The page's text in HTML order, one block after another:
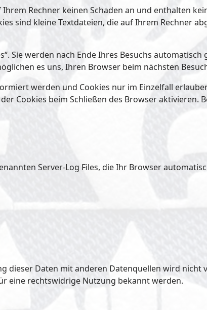
Rechner keinen Schaden an und enthalten
sind kleine Textdateien, die auf Ihrem Rechner
Sie werden nach Ende Ihres Besuchs automatisch
es uns, Ihren Browser beim nächsten
werden und Cookies nur im Einzelfall
Cookies beim Schließen des Browser aktivieren.
Server-Log Files, die Ihr Browser
dieser Daten mit anderen Datenquellen wird nicht
eine rechtswidrige Nutzung bekannt werden.